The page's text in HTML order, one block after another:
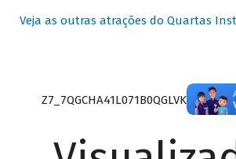
Veja as outras atrações do Quartas
Z7_7QGCHA41L071B0QGLVK8P22GJ7